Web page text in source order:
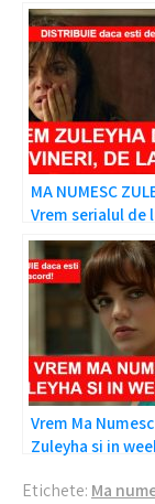
MA NUMESC
Vrem serialul de
pana vineri!
Vrem Ma Numesc
Zuleyha si in
Etichete: Ma